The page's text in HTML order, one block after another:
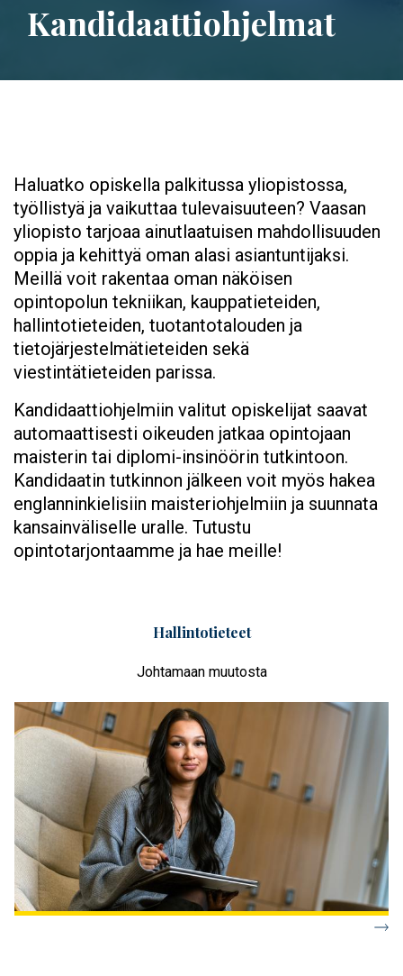
Kandidaattiohjelmat
Haluatko opiskella palkitussa yliopistossa,
työllistyä ja vaikuttaa tulevaisuuteen? Vaasan
yliopisto tarjoaa ainutlaatuisen mahdollisuuden
oppia ja kehittyä oman alasi asiantuntijaksi.
Meillä voit rakentaa oman näköisen
opintopolun tekniikan, kauppatieteiden,
hallintotieteiden, tuotantotalouden ja
tietojärjestelmätieteiden sekä
viestintätieteiden parissa.
Kandidaattiohjelmiin valitut opiskelijat saavat
automaattisesti oikeuden jatkaa opintojaan
maisterin tai diplomi-insinöörin tutkintoon.
Kandidaatin tutkinnon jälkeen voit myös hakea
englanninkielisiin maisteriohjelmiin ja suunnata
kansainväliselle uralle. Tutustu
opintotarjontaamme ja hae meille!
Hallintotieteet
Johtamaan muutosta​